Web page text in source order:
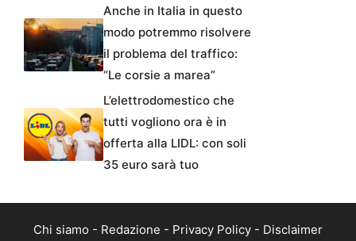
Anche in Italia in questo
modo potremmo risolvere
il problema del traffico:
“Le corsie a marea”
L’elettrodomestico che
tutti vogliono ora è in
offerta alla LIDL: con soli
35 euro sarà tuo
Chi siamo - Redazione - Privacy Policy - Disclaimer